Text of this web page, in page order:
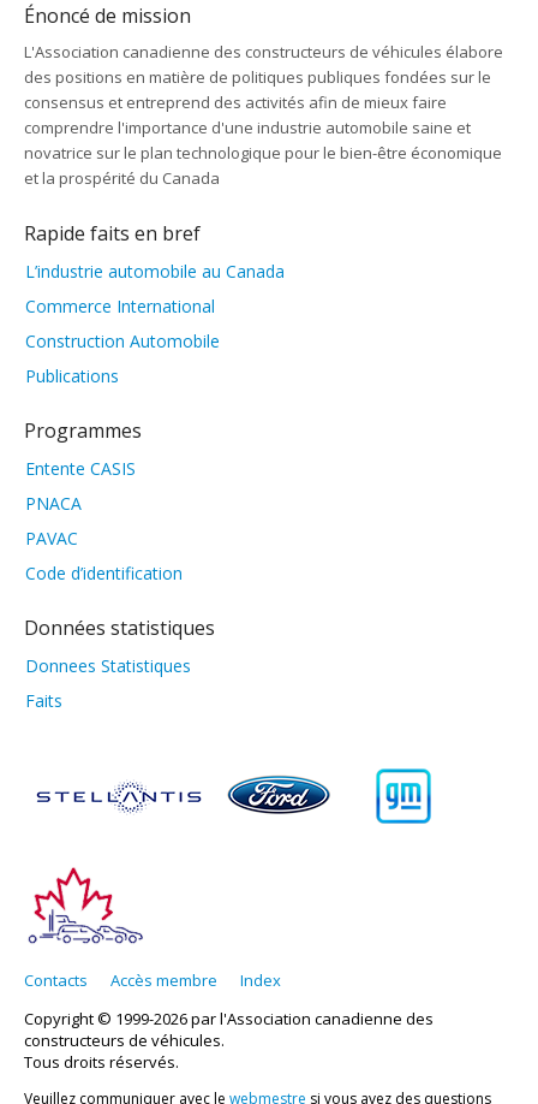
Énoncé de mission
L'Association canadienne des constructeurs de véhicules élabore
des positions en matière de politiques publiques fondées sur le
consensus et entreprend des activités afin de mieux faire
comprendre l'importance d'une industrie automobile saine et
novatrice sur le plan technologique pour le bien-être économique
et la prospérité du Canada
Rapide faits en bref
L’industrie automobile au Canada
Commerce International
Construction Automobile
Publications
Programmes
Entente CASIS
PNACA
PAVAC
Code d’identification
Données statistiques
Donnees Statistiques
Faits
Contacts Accès membre
Index
Copyright © 1999-2026 par l'Association canadienne des
constructeurs de véhicules.
Tous droits réservés.
Veuillez communiquer avec le webmestre si vous avez des questions